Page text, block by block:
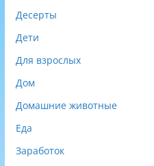
Десерты
Дети
Для взрослых
Дом
Домашние животные
Еда
Заработок